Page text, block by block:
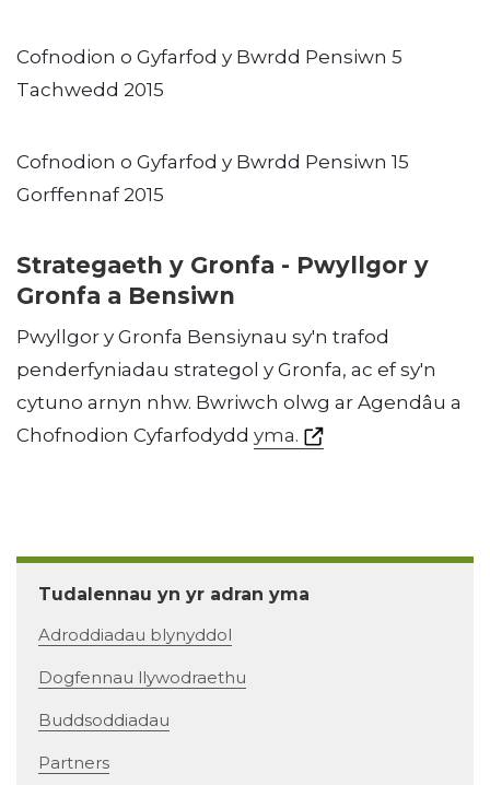
Cofnodion o Gyfarfod y Bwrdd Pensiwn 5
Tachwedd 2015
Cofnodion o Gyfarfod y Bwrdd Pensiwn 15
Gorffennaf 2015
Strategaeth y Gronfa - Pwyllgor y
Gronfa a Bensiwn
Pwyllgor y Gronfa Bensiynau sy'n trafod
penderfyniadau strategol y Gronfa, ac ef sy'n
cytuno arnyn nhw. Bwriwch olwg ar Agendâu a
Chofnodion Cyfarfodydd yma.
Tudalennau yn yr adran yma
Adroddiadau blynyddol
Dogfennau llywodraethu
Buddsoddiadau
Partners